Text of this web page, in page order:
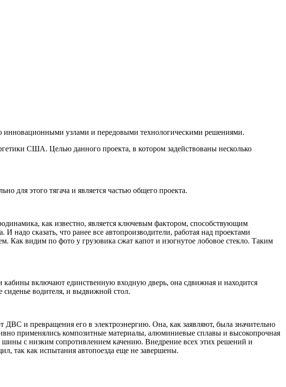
инновационными узлами и передовыми технологическими решениями.
США. Целью данного проекта, в котором задействованы несколько
для этого тягача и является частью общего проекта.
как известно, является ключевым фактором, способствующим
сказать, что ранее все автопроизводители, работая над проектами
Как видим по фото у грузовика сжат капот и изогнутое лобовое стекло. Таким
включают единственную входную дверь, она сдвижная и находится
водителя, и выдвижной стол.
ДВС и превращения его в электроэнергию. Она, как заявляют, была значительно
применялись композитные материалы, алюминиевые сплавы и высокопрочная
с низким сопротивлением качению. Внедрение всех этих решений и
так как испытания автопоезда еще не завершены.